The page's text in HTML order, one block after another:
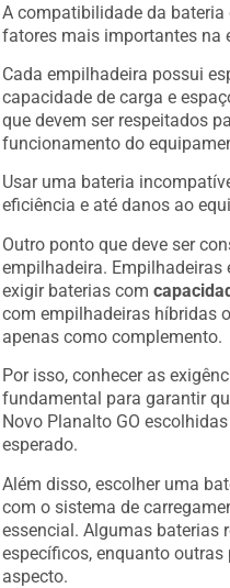
A compatibilidade da
fatores mais importantes na
Cada empilhadeira possui
capacidade de carga e
que devem ser respeitados
funcionamento do
Usar uma bateria
eficiência e até danos ao
Outro ponto que deve ser
empilhadeira. Empilhadeiras
exigir baterias com
com empilhadeiras híbridas
apenas como complemento.
Por isso, conhecer as
fundamental para garantir
Novo Planalto GO
esperado.
Além disso, escolher uma
com o sistema de
essencial. Algumas baterias
específicos, enquanto
aspecto.